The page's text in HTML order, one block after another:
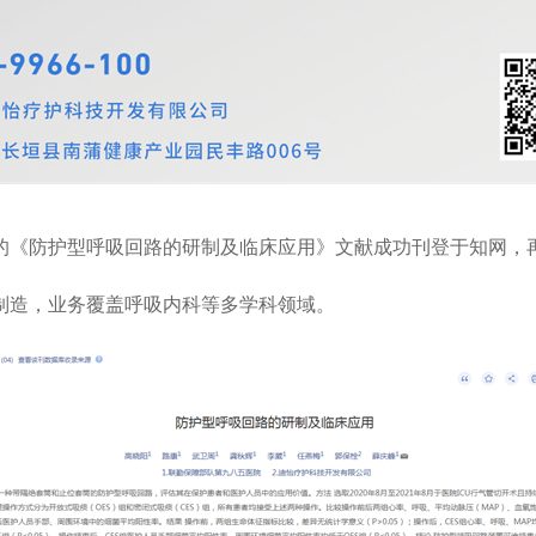
防护型呼吸回路的研制及临床应用》文献成功刊登于知网
，业务覆盖呼吸内科等多学科领域。